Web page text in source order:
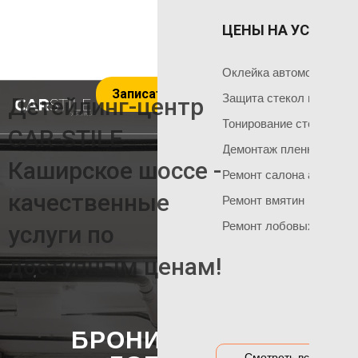
Записаться на услуги
Чем мы занимаемся
Команда мастеров
Социальные сети
Акция на тонировку
Акция на полировку
ГЛАВНАЯ
Оклейка
Оклейка
ОКЛЕЙКА
Оклейка
Оклейка
Оклейка
Оклейка
Оклейка
Оклейка автомобиля
Защита стекол пленкой
Ремонт салона
Ремонт вмятин
Ремонт лобовых стекол
Тонирование стекол
Демонтаж пленки
ЦЕНЫ НА УСЛУГИ
Детейлинг-центр
CAR-STILE
Каширское шоссе -
качественные
услуги по
доступным ценам!
БРОНИРОВАНИЕ